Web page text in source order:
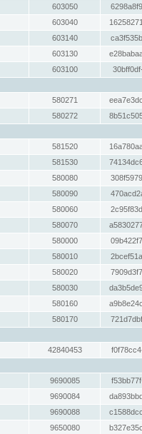
603050
603040
603140
603130
603100
580271
580272
581520
581530
580080
580090
580060
580070
580000
580010
580020
580030
580160
580170
42840453
9690085
9690084
9690088
9650080